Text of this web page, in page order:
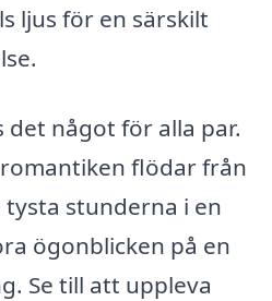
ljus för en särskilt
något för alla par.
flödar från
stunderna i en
ögonblicken på en
Se till att uppleva